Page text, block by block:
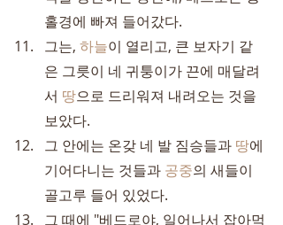
홀경에 빠져 들어갔다.
그는, 하늘이 열리고, 큰 보자기 같
은 그릇이 네 귀퉁이가 끈에 매달려
서 땅으로 드리워져 내려오는 것을
보았다.
그 안에는 온갖 네 발 짐승들과 땅에
기어다니는 것들과 공중의 새들이
골고루 들어 있었다.
그 때에 "베드로야, 일어나서 잡아먹